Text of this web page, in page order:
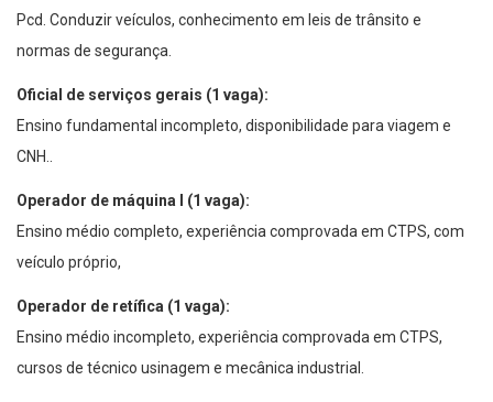
Pcd. Conduzir veículos, conhecimento em leis de trânsito e
normas de segurança.
Oficial de serviços gerais (1 vaga):
Ensino fundamental incompleto, disponibilidade para viagem e
CNH..
Operador de máquina I (1 vaga):
Ensino médio completo, experiência comprovada em CTPS, com
veículo próprio,
Operador de retífica (1 vaga):
Ensino médio incompleto, experiência comprovada em CTPS,
cursos de técnico usinagem e mecânica industrial.